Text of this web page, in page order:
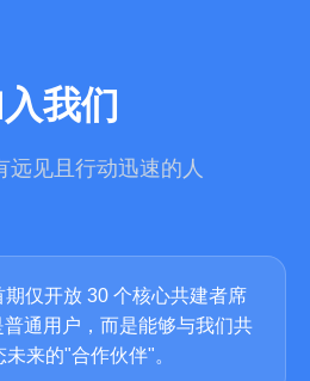
我们
远见且行动迅速的人
仅开放 30 个核心共建者席
通用户，而是能够与我们共
未来的"合作伙伴"。